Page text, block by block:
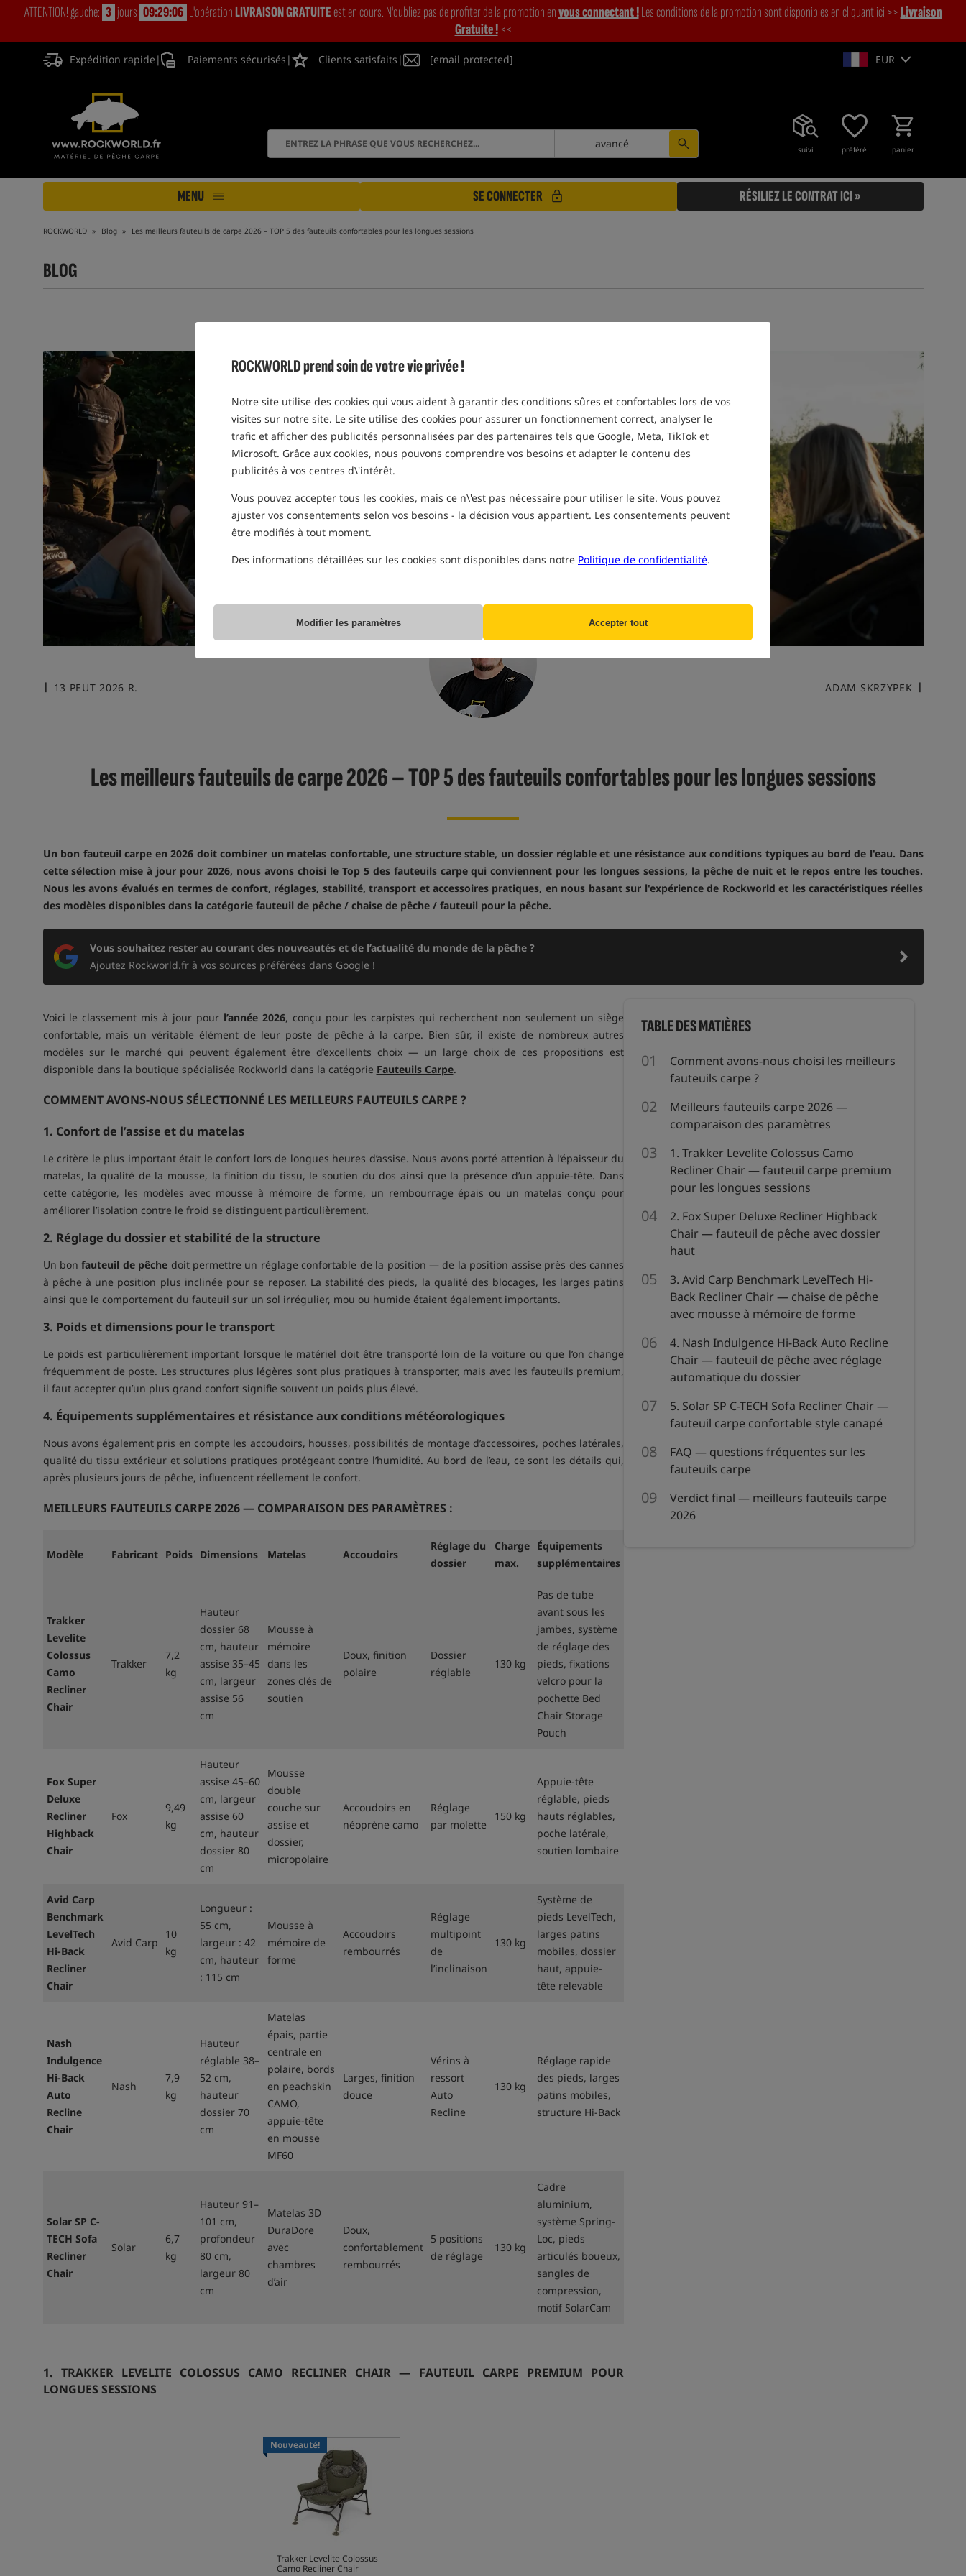
ROCKWORLD prend soin de votre vie privée !
Notre site utilise des cookies qui vous aident à garantir des conditions sûres et confortables lors de vos
visites sur notre site. Le site utilise des cookies pour assurer un fonctionnement correct, analyser le
trafic et afficher des publicités personnalisées par des partenaires tels que Google, Meta, TikTok et
Microsoft. Grâce aux cookies, nous pouvons comprendre vos besoins et adapter le contenu des
publicités à vos centres d\'intérêt.
Vous pouvez accepter tous les cookies, mais ce n\'est pas nécessaire pour utiliser le site. Vous pouvez
ajuster vos consentements selon vos besoins - la décision vous appartient. Les consentements peuvent
être modifiés à tout moment.
Des informations détaillées sur les cookies sont disponibles dans notre Politique de confidentialité.
Modifier les paramètres Accepter tout
ATTENTION! gauche: 3 jours 09:29:05 L'opérationLIVRAISON GRATUITE est en cours. N'oubliez pas de profiter de la promotion envous connectant !Les conditions de la promotion sont disponibles en cliquant ici >>Livraison
Gratuite !<<
Expédition rapide | Paiements sécurisés | Clients satisfaits | [email protected] EUR
suivi préféré panier
avancé
MENU SE CONNECTER RÉSILIEZ LE CONTRAT ICI »
ROCKWORLD Blog Les meilleurs fauteuils de carpe 2026 – TOP 5 des fauteuils confortables pour les longues sessions
BLOG
13 PEUT 2026 R. ADAM SKRZYPEK
Les meilleurs fauteuils de carpe 2026 – TOP 5 des fauteuils confortables pour les longues sessions
Un bon fauteuil carpe en 2026 doit combiner un matelas confortable, une structure stable, un dossier réglable et une résistance aux conditions typiques au bord de l'eau. Dans
cette sélection mise à jour pour 2026, nous avons choisi le Top 5 des fauteuils carpe qui conviennent pour les longues sessions, la pêche de nuit et le repos entre les touches.
Nous les avons évalués en termes de confort, réglages, stabilité, transport et accessoires pratiques, en nous basant sur l'expérience de Rockworld et les caractéristiques réelles
des modèles disponibles dans la catégorie fauteuil de pêche / chaise de pêche / fauteuil pour la pêche.
Vous souhaitez rester au courant des nouveautés et de l’actualité du monde de la pêche ?
Ajoutez Rockworld.fr à vos sources préférées dans Google !
TABLE DES MATIÈRES
Comment avons-nous choisi les meilleurs
fauteuils carpe ?
Meilleurs fauteuils carpe 2026 —
comparaison des paramètres
1. Trakker Levelite Colossus Camo
Recliner Chair — fauteuil carpe premium
pour les longues sessions
2. Fox Super Deluxe Recliner Highback
Chair — fauteuil de pêche avec dossier
haut
3. Avid Carp Benchmark LevelTech Hi-
Back Recliner Chair — chaise de pêche
avec mousse à mémoire de forme
4. Nash Indulgence Hi-Back Auto Recline
Chair — fauteuil de pêche avec réglage
automatique du dossier
5. Solar SP C-TECH Sofa Recliner Chair —
fauteuil carpe confortable style canapé
FAQ — questions fréquentes sur les
fauteuils carpe
Verdict final — meilleurs fauteuils carpe
2026
Voici le classement mis à jour pour l’année 2026, conçu pour les carpistes qui recherchent non seulement un siège
confortable, mais un véritable élément de leur poste de pêche à la carpe. Bien sûr, il existe de nombreux autres
modèles sur le marché qui peuvent également être d’excellents choix — un large choix de ces propositions est
disponible dans la boutique spécialisée Rockworld dans la catégorie Fauteuils Carpe.
COMMENT AVONS-NOUS SÉLECTIONNÉ LES MEILLEURS FAUTEUILS CARPE ?
1. Confort de l’assise et du matelas
Le critère le plus important était le confort lors de longues heures d’assise. Nous avons porté attention à l’épaisseur du
matelas, la qualité de la mousse, la finition du tissu, le soutien du dos ainsi que la présence d’un appuie-tête. Dans
cette catégorie, les modèles avec mousse à mémoire de forme, un rembourrage épais ou un matelas conçu pour
améliorer l’isolation contre le froid se distinguent particulièrement.
2. Réglage du dossier et stabilité de la structure
Un bonfauteuil de pêche doit permettre un réglage confortable de la position — de la position assise près des cannes
à pêche à une position plus inclinée pour se reposer. La stabilité des pieds, la qualité des blocages, les larges patins
ainsi que le comportement du fauteuil sur un sol irrégulier, mou ou humide étaient également importants.
3. Poids et dimensions pour le transport
Le poids est particulièrement important lorsque le matériel doit être transporté loin de la voiture ou que l’on change
fréquemment de poste. Les structures plus légères sont plus pratiques à transporter, mais avec les fauteuils premium,
il faut accepter qu’un plus grand confort signifie souvent un poids plus élevé.
4. Équipements supplémentaires et résistance aux conditions météorologiques
Nous avons également pris en compte les accoudoirs, housses, possibilités de montage d’accessoires, poches latérales,
qualité du tissu extérieur et solutions pratiques protégeant contre l’humidité. Au bord de l’eau, ce sont les détails qui,
après plusieurs jours de pêche, influencent réellement le confort.
MEILLEURS FAUTEUILS CARPE 2026 — COMPARAISON DES PARAMÈTRES :
Modèle Fabricant Poids Dimensions Matelas Accoudoirs
Réglage du
dossier
Charge
max.
Équipements
supplémentaires
Trakker
Levelite
Colossus
Camo
Recliner
Chair
Trakker
7,2
kg
Hauteur
dossier 68
cm, hauteur
assise 35–45
cm, largeur
assise 56
cm
Mousse à
mémoire
dans les
zones clés de
soutien
Doux, finition
polaire
Dossier
réglable
130 kg
Pas de tube
avant sous les
jambes, système
de réglage des
pieds, fixations
velcro pour la
pochette Bed
Chair Storage
Pouch
Fox Super
Deluxe
Recliner
Highback
Chair
Fox
9,49
kg
Hauteur
assise 45–60
cm, largeur
assise 60
cm, hauteur
dossier 80
cm
Mousse
double
couche sur
assise et
dossier,
micropolaire
Accoudoirs en
néoprène camo
Réglage
par molette
150 kg
Appuie-tête
réglable, pieds
hauts réglables,
poche latérale,
soutien lombaire
Avid Carp
Benchmark
LevelTech
Hi-Back
Recliner
Chair
Avid Carp
10
kg
Longueur :
55 cm,
largeur : 42
cm, hauteur
: 115 cm
Mousse à
mémoire de
forme
Accoudoirs
rembourrés
Réglage
multipoint
de
l’inclinaison
130 kg
Système de
pieds LevelTech,
larges patins
mobiles, dossier
haut, appuie-
tête relevable
Nash
Indulgence
Hi-Back
Auto
Recline
Chair
Nash
7,9
kg
Hauteur
réglable 38–
52 cm,
hauteur
dossier 70
cm
Matelas
épais, partie
centrale en
polaire, bords
en peachskin
CAMO,
appuie-tête
en mousse
MF60
Larges, finition
douce
Vérins à
ressort
Auto
Recline
130 kg
Réglage rapide
des pieds, larges
patins mobiles,
structure Hi-Back
Solar SP C-
TECH Sofa
Recliner
Chair
Solar
6,7
kg
Hauteur 91–
101 cm,
profondeur
80 cm,
largeur 80
cm
Matelas 3D
DuraDore
avec
chambres
d’air
Doux,
confortablement
rembourrés
5 positions
de réglage
130 kg
Cadre
aluminium,
système Spring-
Loc, pieds
articulés boueux,
sangles de
compression,
motif SolarCam
1. TRAKKER LEVELITE COLOSSUS CAMO RECLINER CHAIR — FAUTEUIL CARPE PREMIUM POUR
LONGUES SESSIONS
Nouveauté!
Trakker Levelite Colossus
Camo Recliner Chair